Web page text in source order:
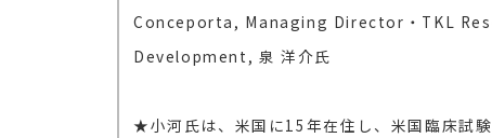
Conceporta, Managing Director・TKL
Development, 泉 洋介氏
★小河氏は、米国に15年在住し、米国臨床試